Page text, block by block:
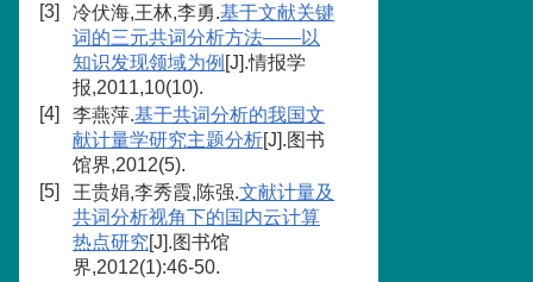
[3]
冷伏海,王林,李勇.基于文献关键
词的三元共词分析方法——以
知识发现领域为例 [J].情报学
报,2011,10(10).
[4]
李燕萍.基于共词分析的我国文
献计量学研究主题分析[J].图书
馆界,2012(5).
[5]
王贵娟,李秀霞,陈强.文献计量及
共词分析视角下的国内云计算
热点研究[J].图书馆
界,2012(1):46-50.